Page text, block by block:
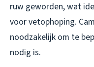
ruw geworden, wat
voor vetophoping.
noodzakelijk om te
nodig is.